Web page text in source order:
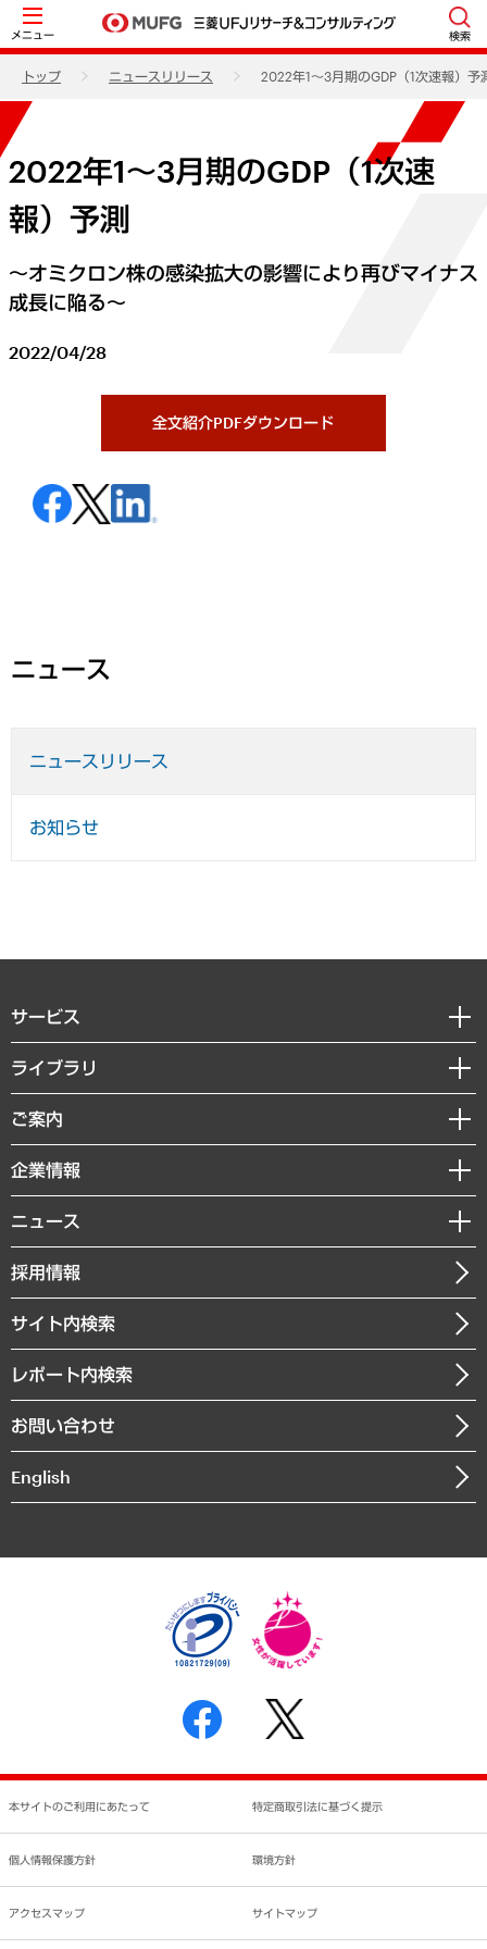
メニュー 検索
トップ ニュースリリース 2022年1～3月期のGDP（1次速報）予
2022年1～3月期のGDP（1次速
報）予測
～オミクロン株の感染拡大の影響により再びマイナス
成長に陥る～
2022/04/28
全文紹介PDFダウンロード
ニュース
ニュースリリース
お知らせ
サービス
経営戦略
組織・人事戦略
デジタルイノベーション
共生・ダイバーシティ
GRC（ガバナンス・リスク・コンプライアンス）・防災（政策）
経済・産業・雇用・労働
まちづくり・観光・交通・スポーツ・スマートシティ
自然資源・農林水産業・食料システム
ライブラリ
経済調査
レポート
コラム
経営用語集
受託・受注実績（官公庁関連）
メディア掲載・出演
ご案内
セミナー・イベント情報
MUFGビジネスセミナー
受託案件情報
企業情報
私たちの想い
社長メッセージ
会社概要
沿革
組織図・本部部室紹介
インドネシア現地法人
個人情報保護方針
反社会的勢力に対する基本方針
書面による個人情報の開示等の請求の手続きについて
ニュース
ニュースリリース
お知らせ
採用情報
サイト内検索
レポート内検索
お問い合わせ
English
本サイトのご利用にあたって 特定商取引法に基づく提示
個人情報保護方針 環境方針
アクセスマップ サイトマップ